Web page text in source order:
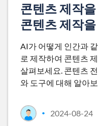
콘텐츠 제작
콘텐츠 제작
AI가 어떻게 인간과
로 제작하여 콘텐츠
살펴보세요. 콘텐츠
와 도구에 대해 알아
• 2024-08-24